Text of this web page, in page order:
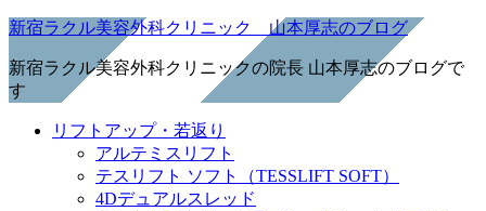
新宿ラクル美容外科クリニック 山本厚志のブログ
新宿ラクル美容外科クリニックの院長 山本厚志のブログで
す
リフトアップ・若返り
アルテミスリフト
テスリフト ソフト（TESSLIFT SOFT）
4Dデュアルスレッド